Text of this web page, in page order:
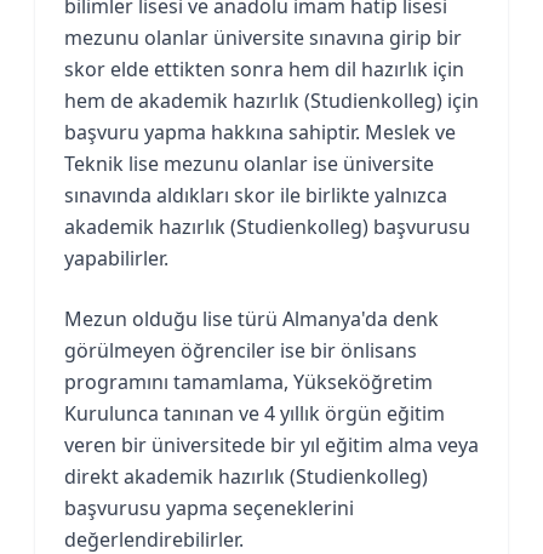
bilimler lisesi ve anadolu imam hatip lisesi
mezunu olanlar üniversite sınavına girip bir
skor elde ettikten sonra hem dil hazırlık için
hem de akademik hazırlık (Studienkolleg) için
başvuru yapma hakkına sahiptir. Meslek ve
Teknik lise mezunu olanlar ise üniversite
sınavında aldıkları skor ile birlikte yalnızca
akademik hazırlık (Studienkolleg) başvurusu
yapabilirler.
Mezun olduğu lise türü Almanya'da denk
görülmeyen öğrenciler ise bir önlisans
programını tamamlama, Yükseköğretim
Kurulunca tanınan ve 4 yıllık örgün eğitim
veren bir üniversitede bir yıl eğitim alma veya
direkt akademik hazırlık (Studienkolleg)
başvurusu yapma seçeneklerini
değerlendirebilirler.